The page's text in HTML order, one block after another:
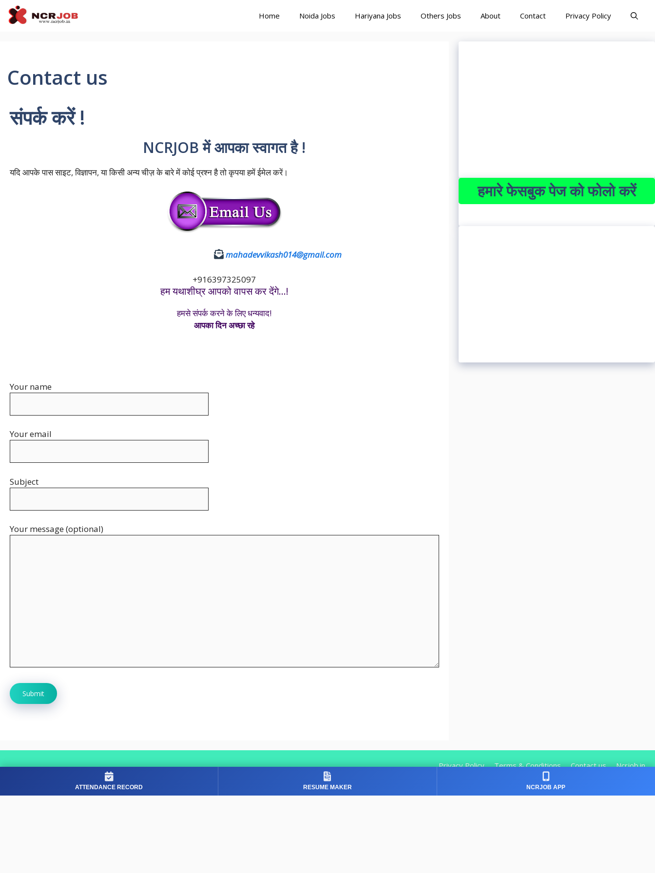
Skip
Home Noida Jobs Hariyana Jobs Others Jobs About Contact Privacy Policy
Contact us
संपर्क करें !
NCRJOBमें आपका स्वागत है!
यदि आपके पास साइट, विज्ञापन, या किसी अन्य चीज़ के बारे में कोई प्रश्न है तो कृपया हमें ईमेल करें।
mahadevvikash014@gmail.com
+916397325097
हम यथाशीघ्र आपको वापस कर देंगे…!
हमसे संपर्क करने के लिए धन्यवाद!
आपका दिन अच्छा रहे
Your name
Your email
Subject
Your message (optional)
हमारे फेसबुक पेज को फोलो करें
Privacy Policy Terms & Conditions Contact us Ncrjob.in
ATTENDANCE RECORD RESUME MAKER NCRJOB APP